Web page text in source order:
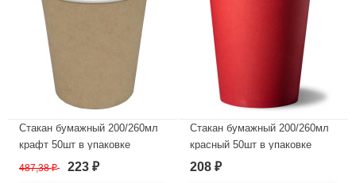
Стакан бумажный 200/260мл
крафт 50шт в упаковке
В наличии
487,38₽ 223 ₽
Стакан бумажный 200/260мл
красный 50шт в упаковке
В наличии
208 ₽